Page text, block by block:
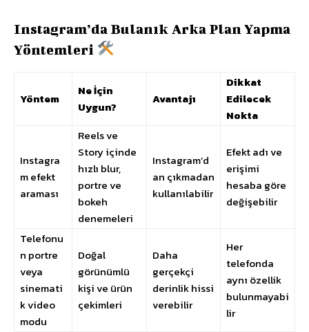
Instagram’da Bulanık Arka Plan Yapma
Yöntemleri
Yöntem
Ne İçin
Uygun?
Avantajı
Dikkat
Edilecek
Nokta
Instagra
m efekt
araması
Reels ve
Story içinde
hızlı blur,
portre ve
bokeh
denemeleri
Instagram’d
an çıkmadan
kullanılabilir
Efekt adı ve
erişimi
hesaba göre
değişebilir
Telefonu
n portre
veya
sinemati
k video
modu
Doğal
görünümlü
kişi ve ürün
çekimleri
Daha
gerçekçi
derinlik hissi
verebilir
Her
telefonda
aynı özellik
bulunmayabi
lir